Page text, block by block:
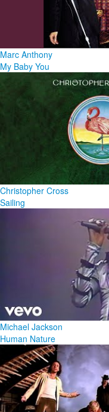
Marc Anthony
My Baby You
Christopher Cross
Sailing
Michael Jackson
Human Nature